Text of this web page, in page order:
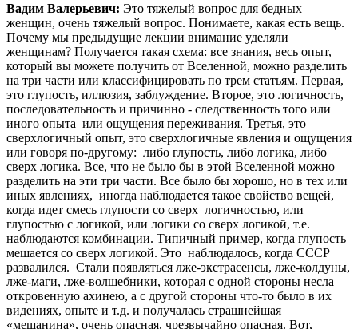
Вадим Валерьевич: Это тяжелый вопрос для бедных
женщин, очень тяжелый вопрос. Понимаете, какая есть вещь.
Почему мы предыдущие лекции внимание уделяли
женщинам? Получается такая схема: все знания, весь опыт,
который вы можете получить от Вселенной, можно разделить
на три части или классифицировать по трем статьям. Первая,
это глупость, иллюзия, заблуждение. Второе, это логичность,
последовательность и причинно - следственность того или
иного опыта или ощущения переживания. Третья, это
сверхлогичный опыт, это сверхлогичные явления и ощущения
или говоря по-другому: либо глупость, либо логика, либо
сверх логика. Все, что не было бы в этой Вселенной можно
разделить на эти три части. Все было бы хорошо, но в тех или
иных явлениях, иногда наблюдается такое свойство вещей,
когда идет смесь глупости со сверх логичностью, или
глупостью с логикой, или логики со сверх логикой, т.е.
наблюдаются комбинации. Типичный пример, когда глупость
мешается со сверх логикой. Это наблюдалось, когда СССР
развалился. Стали появляться лже-экстрасенсы, лже-колдуны,
лже-маги, лже-волшебники, которая с одной стороны несла
откровенную ахинею, а с другой стороны что-то было в их
видениях, опыте и т.д. и получалась страшнейшая
«мешанина», очень опасная, чрезвычайно опасная. Вот,